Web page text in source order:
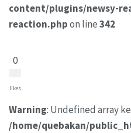
content/plugins/newsy-
reaction.phpon line342
0
likes
Warning: Undefined array
/home/quebakan/